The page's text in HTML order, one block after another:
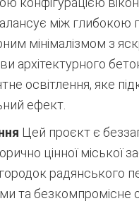
між
мінімалізмом з
архітектурного
освітлення, яке
ефект.
Цей проєкт є
цінної
радянського
та безкомпромісне